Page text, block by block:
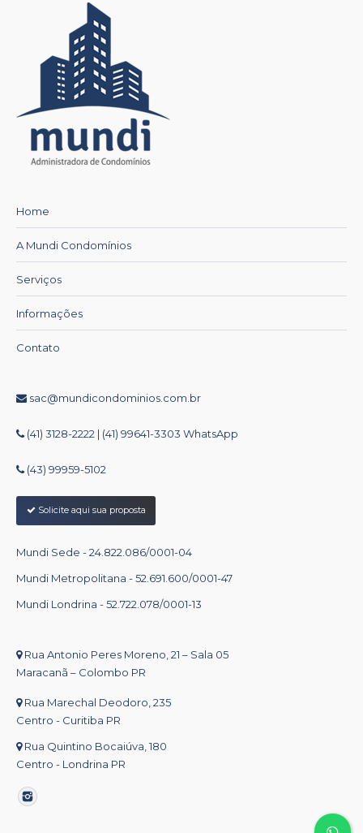
Home
A Mundi Condomínios
Serviços
Informações
Contato
sac@mundicondominios.com.br
(41) 3128-2222 | (41) 99641-3303 WhatsApp
(43) 99959-5102
Solicite aqui sua proposta
Mundi Sede - 24.822.086/0001-04
Mundi Metropolitana - 52.691.600/0001-47
Mundi Londrina - 52.722.078/0001-13
Rua Antonio Peres Moreno, 21 – Sala 05
Maracanã – Colombo PR
Rua Marechal Deodoro, 235
Centro - Curitiba PR
Rua Quintino Bocaiúva, 180
Centro - Londrina PR
Find us on: